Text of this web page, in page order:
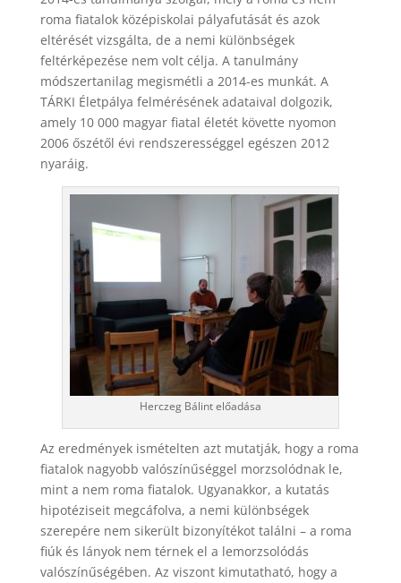
roma fiatalok középiskolai pályafutását és azok
eltérését vizsgálta, de a nemi különbségek
feltérképezése nem volt célja. A tanulmány
módszertanilag megismétli a 2014-es munkát. A
TÁRKI Életpálya felmérésének adataival dolgozik,
amely 10 000 magyar fiatal életét követte nyomon
2006 őszétől évi rendszerességgel egészen 2012
nyaráig.
Herczeg Bálint előadása
Az eredmények ismételten azt mutatják, hogy a roma
fiatalok nagyobb valószínűséggel morzsolódnak le,
mint a nem roma fiatalok. Ugyanakkor, a kutatás
hipotéziseit megcáfolva, a nemi különbségek
szerepére nem sikerült bizonyítékot találni – a roma
fiúk és lányok nem térnek el a lemorzsolódás
valószínűségében. Az viszont kimutatható, hogy a